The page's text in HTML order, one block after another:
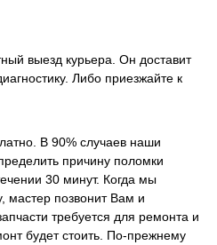
выезд курьера. Он доставит
Либо приезжайте к
В 90% случаев наши
причину поломки
30 минут. Когда мы
мастер позвонит Вам и
требуется для ремонта и
будет стоить. По-прежнему